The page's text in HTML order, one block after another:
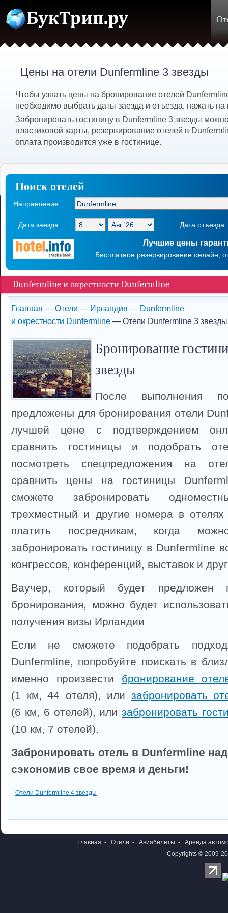
Цены на отели Dunfermline 3 звезды
Чтобы узнать цены на бронирование отелей
необходимо выбрать даты заезда и отъезда, нажать на
Забронировать гостиницу в Dunfermline 3 звезды
пластиковой карты, резервирование отелей в
оплата производится уже в гостинице.
Поиск отелей
Направление
Дата заезда Дата отъезда
Лучшие цены
Бесплатное резервирование онлайн,
Dunfermline и окрестности Dunfermline
Главная — Отели — Ирландия — Dunfermline
и окрестности Dunfermline — Отели Dunfermline 3 звезды
Бронирование
звезды
После выполнения
предложены для бронирования отели
лучшей цене с подтверждением
сравнить гостиницы и подобрать
посмотреть спецпредложения на
сравнить цены на гостиницы
сможете забронировать
трехместный и другие номера в
платить посредникам, когда
забронировать гостиницу в Dunfermline
конгрессов, конференций, выставок и
Ваучер, который будет предложен
бронирования, можно будет
получения визы Ирландии
Если не сможете подобрать
Dunfermline, попробуйте поискать в
именно произвести бронирование
(1 км, 44 отеля), или забронировать
(6 км, 6 отелей), илизабронировать
(10 км, 7 отелей).
Забронировать отель в Dunfermline
сэкономив свое время и деньги!
Отели Dunfermline 4 звезды
Главная - Отели - Авиабилеты -
Аренда
Copyrights © 2009-